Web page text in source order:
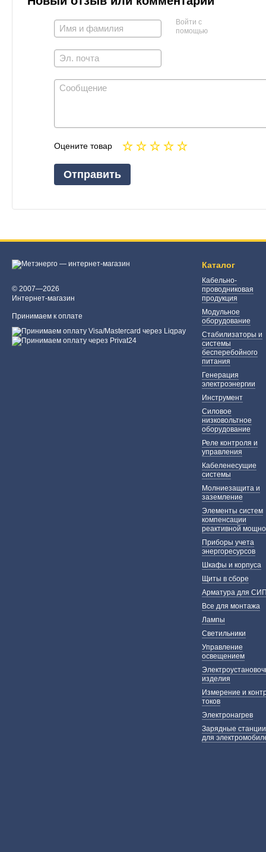
Войти с
помощью
Оцените товар
Отправить
© 2007—2026
Интернет-магазин
Принимаем к оплате
Каталог
Кабельно-
проводниковая
продукция
Модульное
оборудование
Стабилизаторы и
системы
бесперебойного
питания
Генерация
электроэнергии
Инструмент
Силовое
низковольтное
оборудование
Реле контроля и
управления
Кабеленесущие
системы
Молниезащита и
заземление
Элементы систем
компенсации
реактивной
Приборы учета
энергоресурсов
Шкафы и корпуса
Щиты в сборе
Арматура для
Все для монтажа
Лампы
Светильники
Управление
освещением
изделия
Измерение и
токов
Электронагрев
Зарядные станции
для